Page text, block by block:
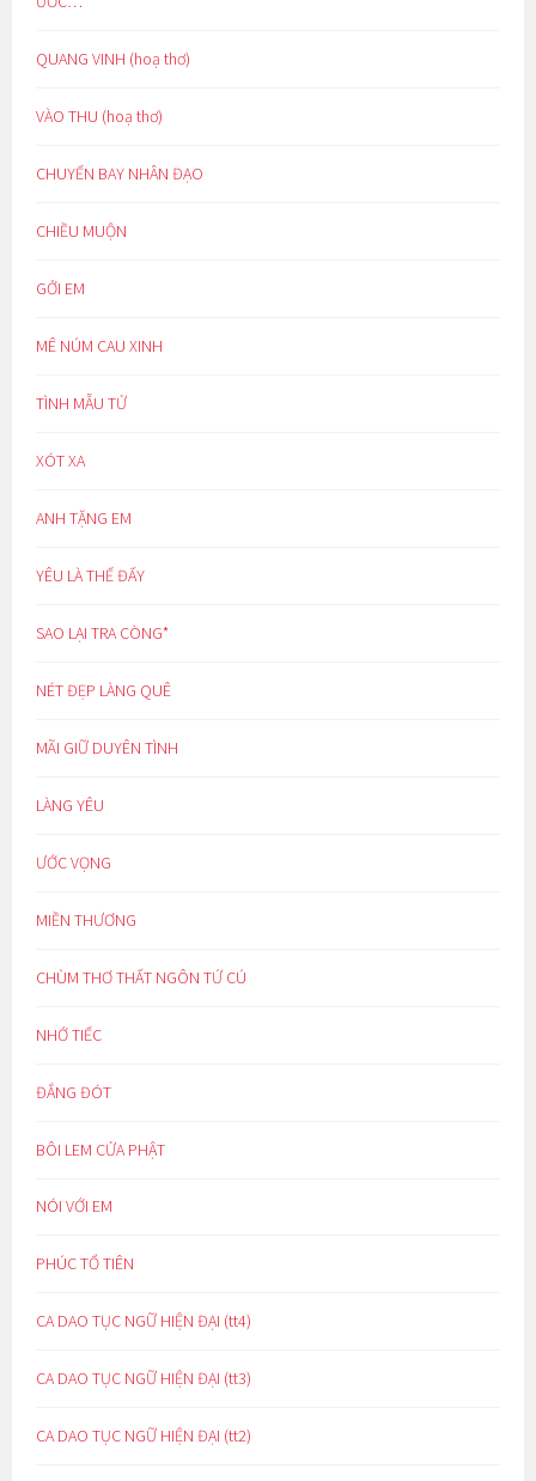
QUANG VINH (hoạ thơ)
VÀO THU (hoạ thơ)
CHUYẾN BAY NHÂN ĐẠO
CHIỀU MUỘN
GỞI EM
MÊ NÚM CAU XINH
TÌNH MẪU TỬ
XÓT XA
ANH TẶNG EM
YÊU LÀ THẾ ĐẤY
SAO LẠI TRA CÒNG*
NÉT ĐẸP LÀNG QUÊ
MÃI GIỮ DUYÊN TÌNH
LÀNG YÊU
ƯỚC VỌNG
MIỀN THƯƠNG
CHÙM THƠ THẤT NGÔN TỨ CÚ
NHỚ TIẾC
ĐẮNG ĐÓT
BÔI LEM CỬA PHẬT
NÓI VỚI EM
PHÚC TỔ TIÊN
CA DAO TỤC NGỮ HIỆN ĐẠI (tt4)
CA DAO TỤC NGỮ HIỆN ĐẠI (tt3)
CA DAO TỤC NGỮ HIỆN ĐẠI (tt2)